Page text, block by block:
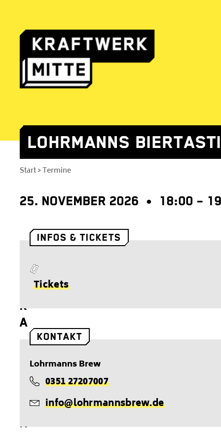
LOHRMANNS
Start>Termine
25. NOVEMBER 2026 • 18:00 –
B
K
A
N
R
INFOS & TICKETS
T
c
k
s
Tickets
KONTAKT
Lohrmanns Brew
T
e
0351 27207007
E
-
info@lohrmannsbrew.de